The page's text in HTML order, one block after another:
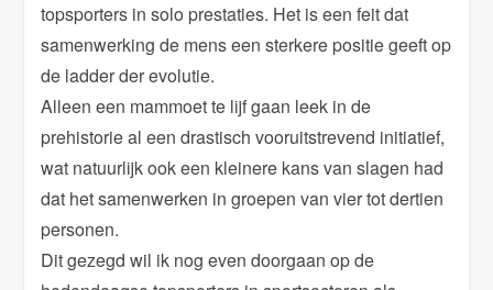
topsporters in solo prestaties. Het is een feit dat
samenwerking de mens een sterkere positie geeft op
de ladder der evolutie.
Alleen een mammoet te lijf gaan leek in de
prehistorie al een drastisch vooruitstrevend initiatief,
wat natuurlijk ook een kleinere kans van slagen had
dat het samenwerken in groepen van vier tot dertien
personen.
Dit gezegd wil ik nog even doorgaan op de